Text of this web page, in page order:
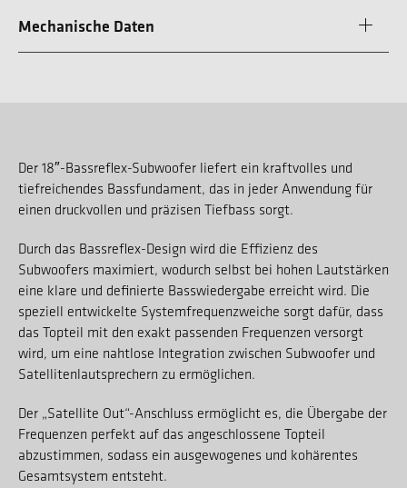
Mechanische Daten
Der 18″-Bassreflex-Subwoofer liefert ein kraftvolles und
tiefreichendes Bassfundament, das in jeder Anwendung für
einen druckvollen und präzisen Tiefbass sorgt.
Durch das Bassreflex-Design wird die Effizienz des
Subwoofers maximiert, wodurch selbst bei hohen Lautstärken
eine klare und definierte Basswiedergabe erreicht wird. Die
speziell entwickelte Systemfrequenzweiche sorgt dafür, dass
das Topteil mit den exakt passenden Frequenzen versorgt
wird, um eine nahtlose Integration zwischen Subwoofer und
Satellitenlautsprechern zu ermöglichen.
Der „Satellite Out“-Anschluss ermöglicht es, die Übergabe der
Frequenzen perfekt auf das angeschlossene Topteil
abzustimmen, sodass ein ausgewogenes und kohärentes
Gesamtsystem entsteht.